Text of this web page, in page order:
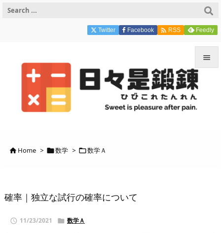

Twitter Facebook  RSS Feedly
Home > 数学 > 数学Ａ
確率｜独立な試行の確率について
 11/23/2021  数学Ａ